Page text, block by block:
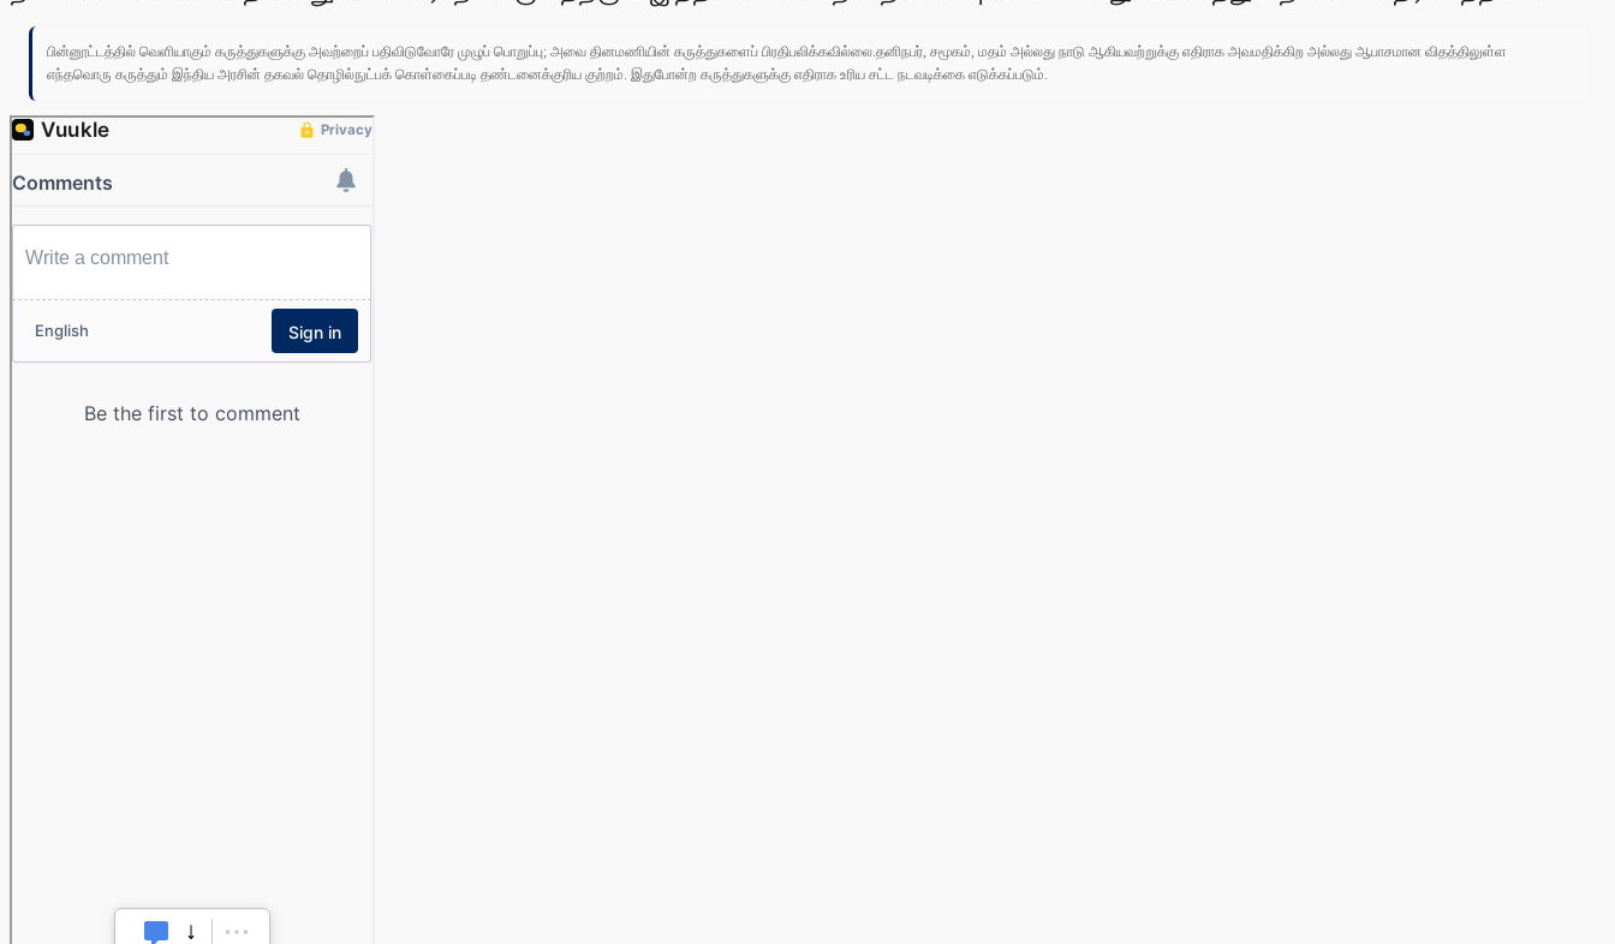
பின்னூட்டத்தில் வெளியாகும் கருத்துகளுக்கு அவற்றைப் பதிவிடுவோரே முழுப் பொறுப்பு; அவை தினமணியின் கருத்துகளைப் பிரதிபலிக்கவில்லை.தனிநபர், சமூகம், மதம் அல்லது நாடு ஆகியவற்றுக்கு எதிராக அவமதிக்கிற அல்லது ஆபாசமான விதத்திலுள்ள
எந்தவொரு கருத்தும் இந்திய அரசின் தகவல் தொழில்நுட்பக் கொள்கைப்படி தண்டனைக்குரிய குற்றம். இதுபோன்ற கருத்துகளுக்கு எதிராக உரிய சட்ட நடவடிக்கை எடுக்கப்படும்.